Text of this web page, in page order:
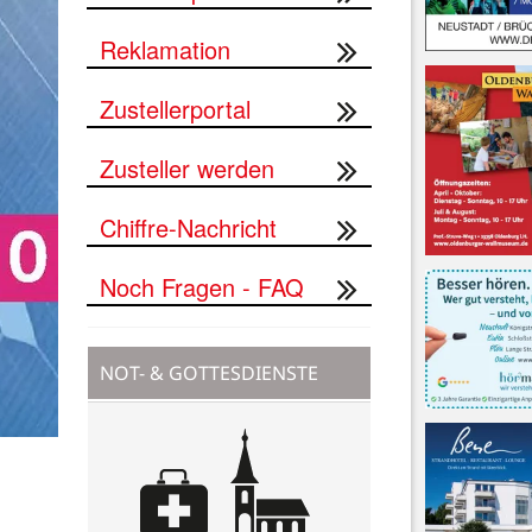
Reklamation
Zustellerportal
Zusteller werden
Chiffre-Nachricht
Noch Fragen - FAQ
NOT- & GOTTESDIENSTE